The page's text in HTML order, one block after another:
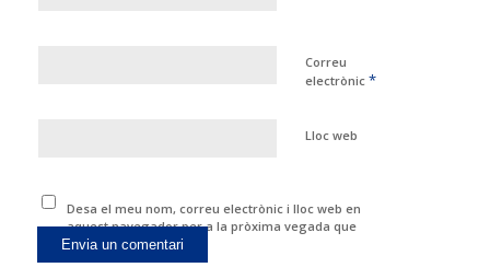
Correu
electrònic *
Lloc web
Desa el meu nom, correu electrònic i lloc web en
aquest navegador per a la pròxima vegada que
comenti.